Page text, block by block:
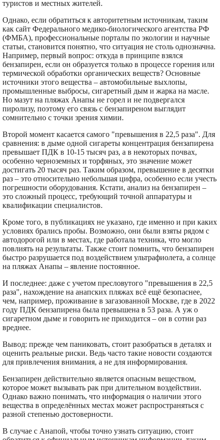
туристов и местных жителей.
Однако, если обратиться к авторитетным источникам, таким
как сайт Федерального медико-биологического агентства РФ
(ФМБА), профессиональные порталы по экологии и научные
статьи, становится понятно, что ситуация не столь однозначна.
Например, первый вопрос: откуда в принципе взялся
бензапирен, если он образуется только в процессе горения или
термической обработки органических веществ? Основные
источники этого вещества – автомобильные выхлопы,
промышленные выбросы, сигаретный дым и жарка на масле.
Но мазут на пляжах Анапы не горел и не подвергался
пиролизу, поэтому его связь с бензапиреном выглядит
сомнительно с точки зрения химии.
Второй момент касается самого "превышения в 22,5 раза". Для
сравнения: в дыме одной сигареты концентрация бензапирена
превышает ПДК в 10-15 тысяч раз, а в некоторых почвах,
особенно черноземных и торфяных, это значение может
достигать 20 тысяч раз. Таким образом, превышение в десятки
раз – это относительно небольшая цифра, особенно если учесть
погрешности оборудования. Кстати, анализ на бензапирен –
это сложный процесс, требующий точной аппаратуры и
квалификации специалистов.
Кроме того, в публикациях не указано, где именно и при каких
условиях брались пробы. Возможно, они были взяты рядом с
автодорогой или в местах, где работала техника, что могло
повлиять на результаты. Также стоит помнить, что бензапирен
быстро разрушается под воздействием ультрафиолета, а солнце
на пляжах Анапы – явление постоянное.
И последнее: даже с учетом пресловутого "превышения в 22,5
раза", нахождение на анапских пляжах всё ещё безопаснее,
чем, например, проживание в загазованной Москве, где в 2022
году ПДК бензапирена была превышена в 53 раза. А уж о
сигаретном дыме и говорить не приходится – он в сотни раз
вреднее.
Вывод: прежде чем паниковать, стоит разобраться в деталях и
оценить реальные риски. Ведь часто такие новости создаются
для привлечения внимания, а не для информирования.
Бензапирен действительно является опасным веществом,
которое может вызывать рак при длительном воздействии.
Однако важно понимать, что информация о наличии этого
вещества в определённых местах может распространяться с
разной степенью достоверности.
В случае с Анапой, чтобы точно узнать ситуацию, стоит